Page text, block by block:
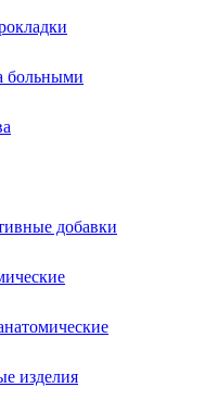
больными
добавки
изделия